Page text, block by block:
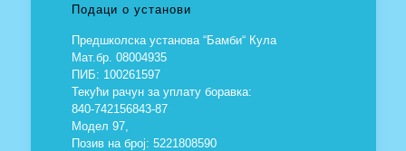
Подаци о установи
Предшколска установа “Бамби“ Кула
Мат.бр. 08004935
ПИБ: 100261597
Текући рачун за уплату боравка:
840-742156843-87
Модел 97,
Позив на број: 5221808590